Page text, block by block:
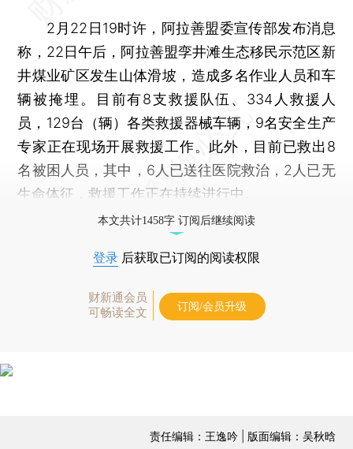
2月22日19时许，阿拉善盟委宣传部发布消息
称，22日午后，阿拉善盟孪井滩生态移民示范区新
井煤业矿区发生山体滑坡，造成多名作业人员和车
辆被掩埋。目前有8支救援队伍、334人救援人
员，129台（辆）各类救援器械车辆，9名安全生产
专家正在现场开展救援工作。此外，目前已救出8
名被困人员，其中，6人已送往医院救治，2人已无
生命体征，救援工作正在持续进行中。
本文共计1458字 订阅后继续阅读
登录 后获取已订阅的阅读权限
财新通会员
可畅读全文
订阅/会员升级
责任编辑：王逸吟 | 版面编辑：吴秋晗